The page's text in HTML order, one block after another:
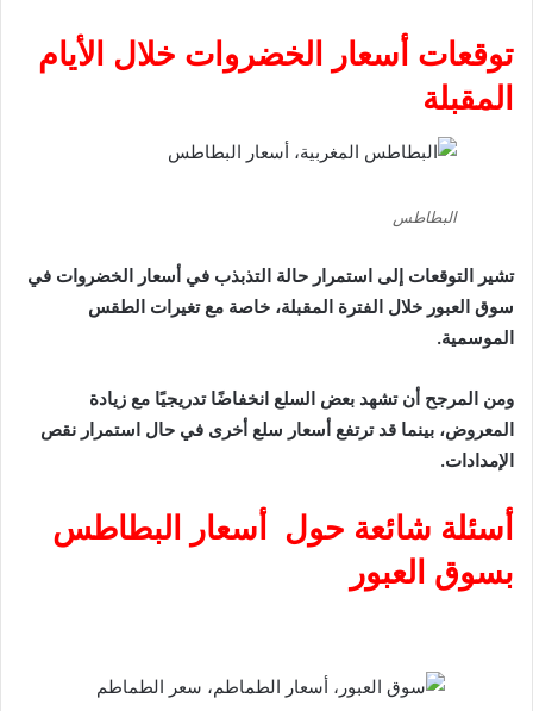
توقعات أسعار الخضروات خلال الأيام
المقبلة
البطاطس
تشير التوقعات إلى استمرار حالة التذبذب في أسعار الخضروات في
سوق العبور خلال الفترة المقبلة، خاصة مع تغيرات الطقس
الموسمية.
ومن المرجح أن تشهد بعض السلع انخفاضًا تدريجيًا مع زيادة
المعروض، بينما قد ترتفع أسعار سلع أخرى في حال استمرار نقص
الإمدادات.
أسئلة شائعة حول أسعار البطاطس
بسوق العبور